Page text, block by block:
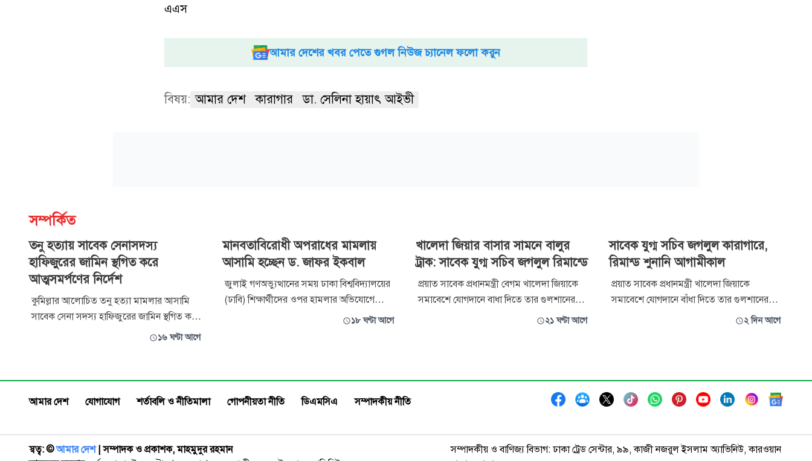
এএস
আমার দেশের খবর পেতে গুগল নিউজ চ্যানেল ফলো করুন
বিষয়: আমার দেশ কারাগার ডা. সেলিনা হায়াৎ আইভী
সম্পর্কিত
তনু হত্যায় সাবেক সেনাসদস্য
হাফিজুরের জামিন স্থগিত করে
আত্মসমর্পণের নির্দেশ
কুমিল্লার আলোচিত তনু হত্যা মামলার আসামি
সাবেক সেনা সদস্য হাফিজুরের জামিন স্থগিত করে
আত্মসমর্পণের নির্দেশ দিয়েছে সংশ্লিষ্ট নিম্ন
আবেদনের পর আপিল বিভাগের চেম্বার বিচারপতি
মো. রেজাউল হক এ আদেশ দেন। অ্যা
১৬ ঘণ্টা আগে
মানবতাবিরোধী অপরাধের মামলায়
আসামি হচ্ছেন ড. জাফর ইকবাল
জুলাই গণঅভ্যুত্থানের সময় ঢাকা বিশ্ববিদ্যালয়ের
(ঢাবি) শিক্ষার্থীদের ওপর হামলার অভিযোগে
মানবতাবিরোধী অপরাধের মামলায় অধ্যাপক ড.
নিজামুল হক মানিক, শিক্ষক কে এম জামাল উদ্দি
১৮ ঘণ্টা আগে
খালেদা জিয়ার বাসার সামনে বালুর
ট্রাক: সাবেক যুগ্ম সচিব জগলুল রিমান্ডে
প্রয়াত সাবেক প্রধানমন্ত্রী বেগম খালেদা জিয়াকে
সমাবেশে যোগদানে বাধা দিতে তার গুলশানের
বাসার সামনে বালুভর্তি ট্রাক রেখে প্রতিবন্ধকতা
আদালত।
২১ ঘণ্টা আগে
সাবেক যুগ্ম সচিব জগলুল কারাগারে,
রিমান্ড শুনানি আগামীকাল
প্রয়াত সাবেক প্রধানমন্ত্রী খালেদা জিয়াকে
সমাবেশে যোগদানে বাঁধা দিতে তার গুলশানের
বাসভবনে সামনে বালুভর্তি ট্রাক রেখে প্রতিবন্ধকতা
১০ দিনের রিমান্ড আবেদনের ওপর আগামী
২ দিন আগে
আমার দেশ যোগাযোগ শর্তাবলি ও নীতিমালা গোপনীয়তা নীতি ডিএমসিএ সম্পাদকীয় নীতি
স্বত্ব: ©️আমার দেশ| সম্পাদক ও প্রকাশক, মাহমুদুর রহমান
সম্পাদকীয় ও বাণিজ্য বিভাগ: ঢাকা ট্রেড সেন্টার, ৯৯, কাজী নজরুল ইসলাম অ্যাভিনিউ, কারওয়ান